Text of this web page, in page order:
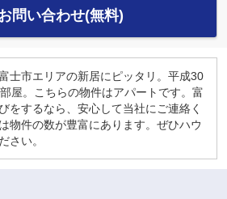
問い合わせ(無料)
士市エリアの新居にピッタリ。平成30
屋。こちらの物件はアパートです。富
をするなら、安心して当社にご連絡く
物件の数が豊富にあります。ぜひハウ
さい。